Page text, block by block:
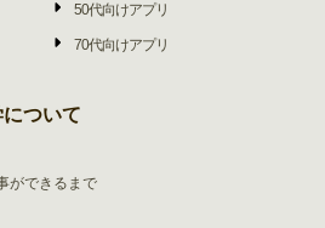
50代向けアプリ
70代向けアプリ
ついて
ができるまで